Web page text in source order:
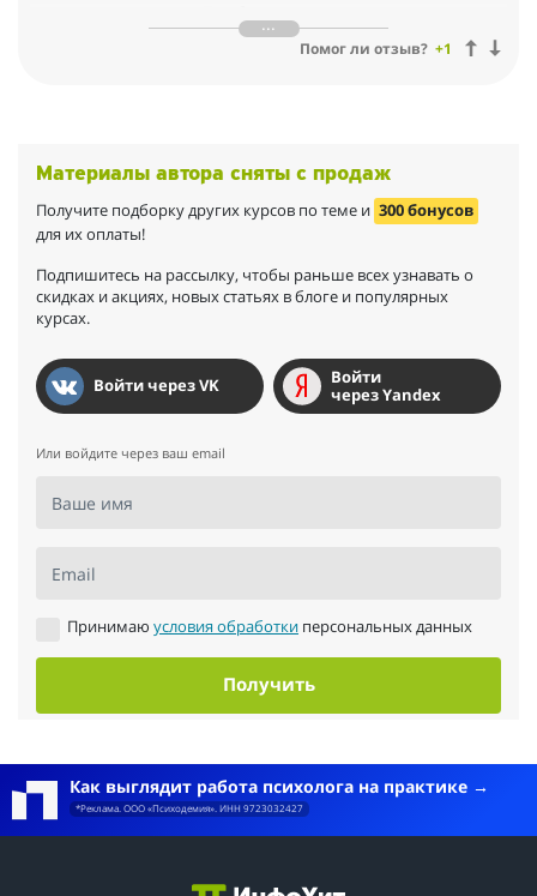
сознание и приобретается опыт, который раскрывает то, что я
никак не могла осознать еще в 2005 году. Читать/слушать надо
пути ни у одного человека. Чистое сознание без рамок и
паразитов сознания, отменное здоровье физически и
психически гарантировано!
знаю-оригинал он на фото или нет. Так же нет о нем ничего в
просторах интернета, лишь клоны и практиканты с
зарабатыванием денег. Об этих "маятниках" он сам и
котором говорилось в Трансерфинге, живет подальше в лесу
от людей.... Где же Вы, Вадим?...
Помог ли отзыв? +1
Материалы автора сняты с продаж
Получите подборку других курсов по теме и 300 бонусов
для их оплаты!
Подпишитесь на рассылку, чтобы раньше всех узнавать о
скидках и акциях, новых статьях в блоге и популярных
курсах.
Войти через VK
Войти
через Yandex
Или войдите через ваш email
Ваше имя
Email
Принимаю условия обработки персональных данных
Получить
Как выглядит работа психолога на практике
*Реклама. ООО «Психодемия». ИНН 9723032427